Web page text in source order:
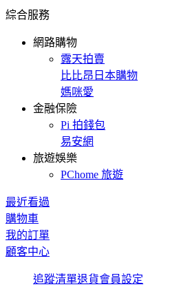
綜合服務
網路購物
露天拍賣
比比昂日本購物
媽咪愛
金融保險
Pi 拍錢包
易安網
旅遊娛樂
PChome 旅遊
最近看過
購物車
我的訂單
顧客中心
追蹤清單退貨會員設定